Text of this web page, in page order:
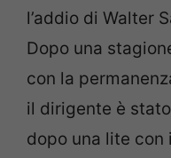
l’addio di Walter
Dopo una
con la
il dirigente è
dopo una lite